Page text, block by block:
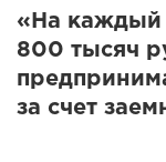
«На каждый
800 тысяч
за счет